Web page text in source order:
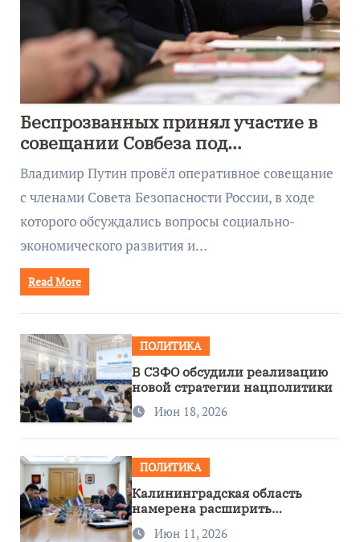
Беспрозванных принял участие в
совещании Совбеза под
руководством Путина
Владимир Путин провёл оперативное совещание
с членами Совета Безопасности России, в ходе
которого обсуждались вопросы социально-
экономического развития и…
Read More
ПОЛИТИКА
В СЗФО обсудили реализацию
новой стратегии нацполитики
Июн 18, 2026
ПОЛИТИКА
Калининградская область
намерена расширить
сотрудничество с Узбекистаном
Июн 11, 2026